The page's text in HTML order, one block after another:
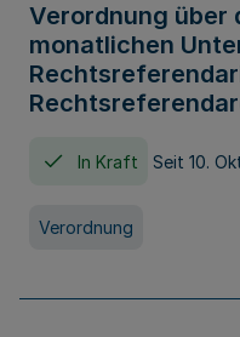
Verordnung über
monatlichen
In Kraft Seit 10.
Verordnung